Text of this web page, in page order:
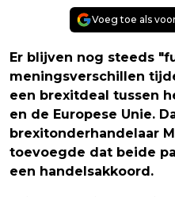
Voeg toe als
Er blijven nog steeds
meningsverschillen
een brexitdeal tussen
en de Europese Unie.
brexitonderhandelaar
toevoegde dat beide
een handelsakkoord.